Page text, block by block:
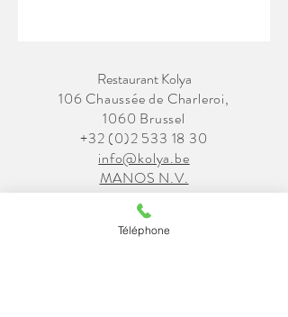
Restaurant Kolya
106 Chaussée de Charleroi,
1060 Brussel
+32 (0)2 533 18 30
info@kolya.be
MANOS N.V.
BTW BE0415.588.184
Téléphone